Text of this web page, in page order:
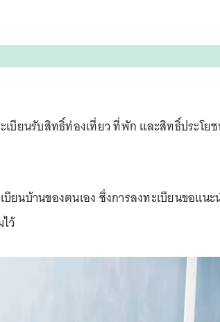
บียนรับสิทธิ์ท่องเที่ยว ที่พัก และสิทธิ์ประโย
ยนบ้านของตนเอง ซึ่งการลงทะเบียนขอแนะ
ว้